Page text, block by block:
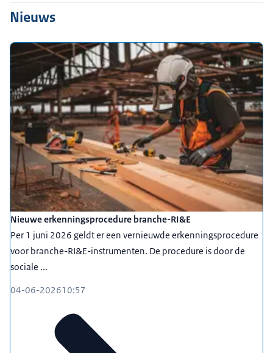
Nieuws
Nieuwe erkenningsprocedure branche-RI&E
Per 1 juni 2026 geldt er een vernieuwde erkenningsprocedure
voor branche-RI&E-instrumenten. De procedure is door de
sociale ...
04-06-202610:57